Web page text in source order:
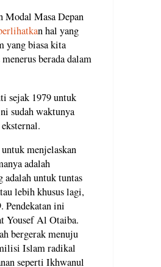
Modal Masa Depan
n hal yang
yang biasa kita
berada dalam
sejak 1979 untuk
sudah waktunya
menjelaskan
adalah
adalah untuk tuntas
lebih khusus lagi,
Pendekatan ini
Yousef Al Otaiba.
bergerak menuju
Islam radikal
seperti Ikhwanul